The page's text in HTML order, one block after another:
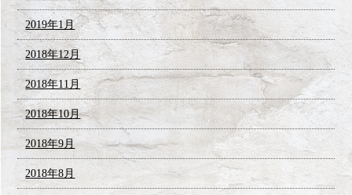
2019年1月
2018年12月
2018年11月
2018年10月
2018年9月
2018年8月